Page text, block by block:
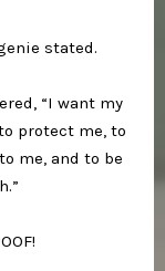
stated.
“I want my
protect me, to
me, and to be